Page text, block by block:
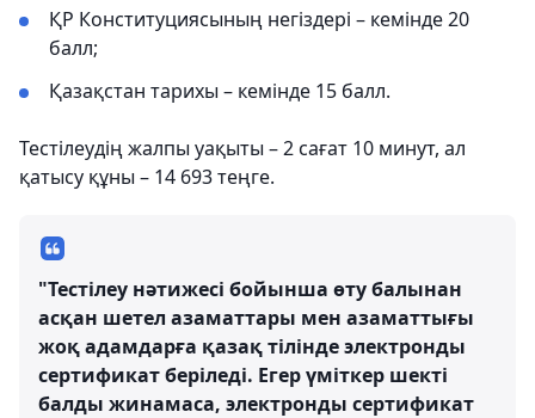
ҚР Конституциясының негіздері – кемінде 20
балл;
Қазақстан тарихы – кемінде 15 балл.
Тестілеудің жалпы уақыты – 2 сағат 10 минут, ал
қатысу құны – 14 693 теңге.
"Тестілеу нәтижесі бойынша өту балынан
асқан шетел азаматтары мен азаматтығы
жоқ адамдарға қазақ тілінде электронды
сертификат беріледі. Егер үміткер шекті
балды жинамаса, электронды сертификат